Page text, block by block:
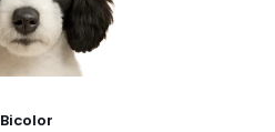
Bicolor